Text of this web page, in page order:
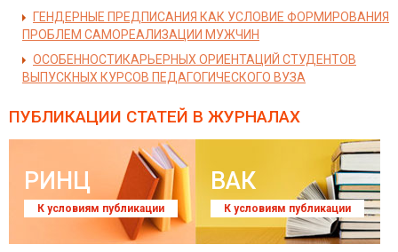
ГЕНДЕРНЫЕ ПРЕДПИСАНИЯ КАК УСЛОВИЕ ФОРМИРОВАНИЯ
ПРОБЛЕМ САМОРЕАЛИЗАЦИИ МУЖЧИН
ОСОБЕННОСТИКАРЬЕРНЫХ ОРИЕНТАЦИЙ СТУДЕНТОВ
ВЫПУСКНЫХ КУРСОВ ПЕДАГОГИЧЕСКОГО ВУЗА
ПУБЛИКАЦИИ СТАТЕЙ В ЖУРНАЛАХ
РИНЦ
К условиям публикации
ВАК
К условиям публикации